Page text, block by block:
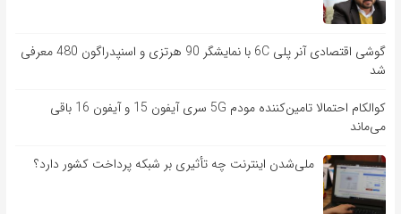
گوشی اقتصادی آنر پلی 6C با نمایشگر 90 هرتزی و اسنپدراگون 480 معرفی
شد
کوالکام احتمالا تامین‌کننده مودم 5G سری آیفون 15 و آیفون 16 باقی
می‌ماند
ملی‌شدن اینترنت چه تأثیری بر شبکه پرداخت کشور دارد؟